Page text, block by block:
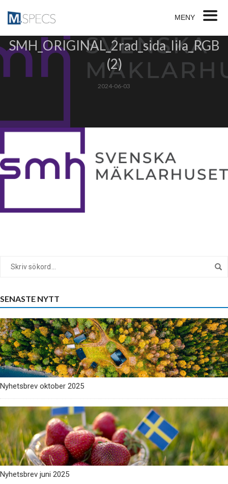
SMH_ORIGINAL_2rad_sida_lila_RGB
(2)
2024-06-03
SENASTE NYTT
Nyhetsbrev oktober 2025
Nyhetsbrev juni 2025
MENY